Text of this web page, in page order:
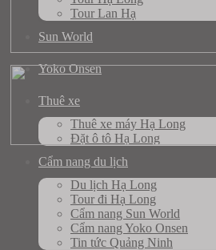
Tour Lan Hạ
Sun World
Yoko Onsen
Thuê xe
Thuê xe máy Hạ Long
Đặt ô tô Hạ Long
Cẩm nang du lịch
Du lịch Hạ Long
Tour đi Hạ Long
Cẩm nang Sun World
Cẩm nang Yoko Onsen
Tin tức Quảng Ninh